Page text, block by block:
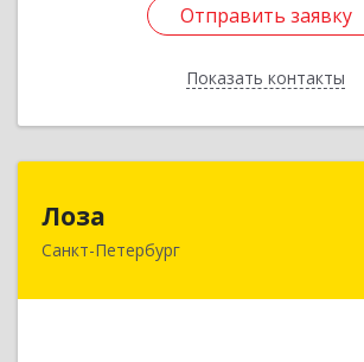
Отправить заявку
Показать контакты
Отправить заявку
Назад
Лоза
Санкт-Петербург
194044, Санкт-Петербург г,